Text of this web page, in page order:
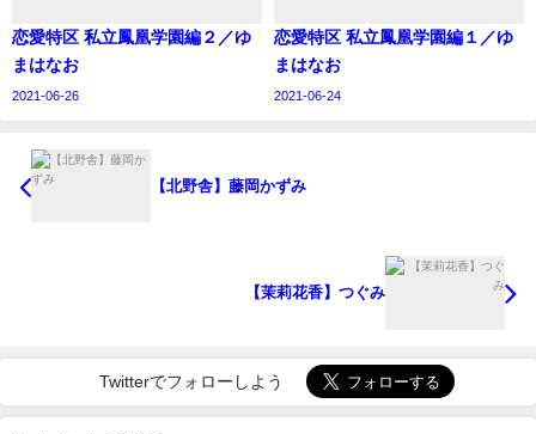
恋愛特区 私立鳳凰学園編２／ゆ
まはなお
2021-06-26
恋愛特区 私立鳳凰学園編１／ゆ
まはなお
2021-06-24
【北野舎】藤岡かずみ
【茉莉花香】つぐみ
Twitterでフォローしよう